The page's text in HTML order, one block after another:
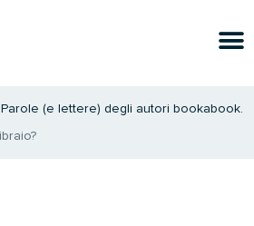
(e lettere) degli autori bookabook.